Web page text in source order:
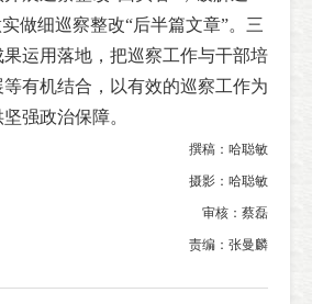
做细巡察整改“后半篇文章”。三
运用落地，把巡察工作与干部培
有机结合，以有效的巡察工作为
强政治保障。
撰稿：哈聪敏
摄影：哈聪敏
审核：蔡磊
责编：张曼麟